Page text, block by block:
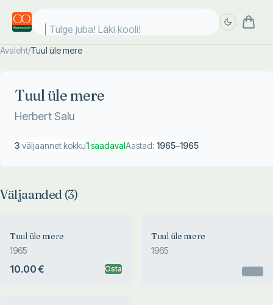
Tulge juba! Läki kooli!
Avaleht/Tuul üle mere
Tuul üle mere
Herbert Salu
3 väljaannet kokku1saadavalAastad: 1965–1965
Väljaanded (3)
Tuul üle mere
1965
10.00 € Osta
Tuul üle mere
1965